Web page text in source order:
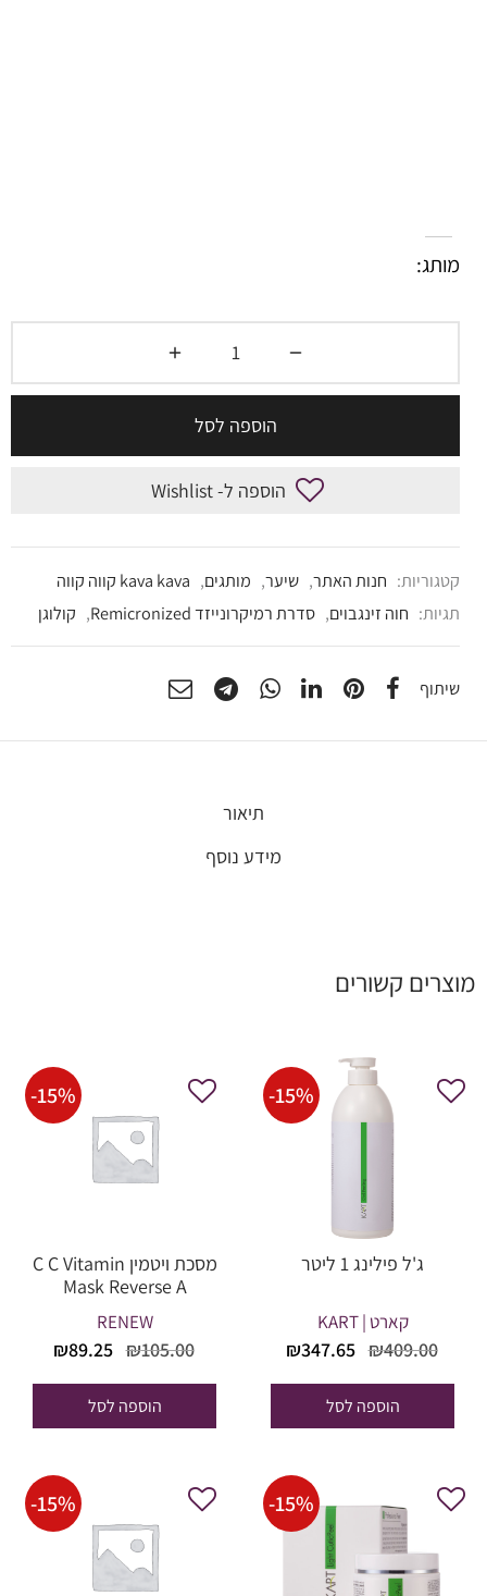
מותג:
הוספה לסל
הוספה ל- Wishlist
קטגוריות: חנות האתר, שיער, מותגים, kava kava קווה קווה
תגיות: חוה זינגבוים, סדרת רמיקרונייזד Remicronized , קולוגן
שיתוף
תיאור
מידע נוסף
מוצרים קשורים
-15%
ג'ל פילינג 1 ליטר
קארט | KART
₪409.00
המחיר
היה:
₪409.00.
₪347.65
הוספה לסל
-15%
מסכת ויטמין C C Vitamin
Mask Reverse A
RENEW
₪105.00
המחיר
היה:
₪105.00.
₪89.25
הוא:
הוספה לסל
-15%
-15%